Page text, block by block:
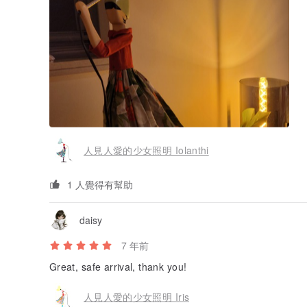
人見人愛的少女照明 Iolanthi
1 人覺得有幫助
daisy
7 年前
Great, safe arrival, thank you!
人見人愛的少女照明 Iris